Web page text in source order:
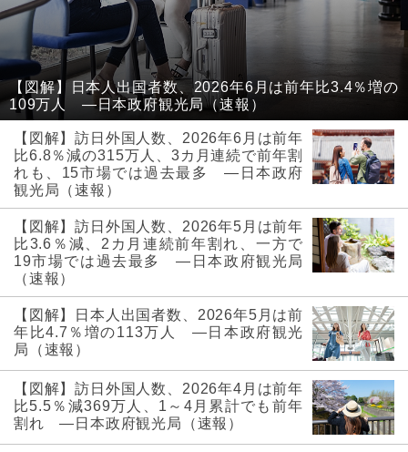
【図解】日本人出国者数、2026年6月は前年比3.4％増の
109万人 ―日本政府観光局（速報）
【図解】訪日外国人数、2026年6月は前年
比6.8％減の315万人、3カ月連続で前年割
れも、15市場では過去最多 ―日本政府
観光局（速報）
【図解】訪日外国人数、2026年5月は前年
比3.6％減、2カ月連続前年割れ、一方で
19市場では過去最多 ―日本政府観光局
（速報）
【図解】日本人出国者数、2026年5月は前
年比4.7％増の113万人 ―日本政府観光
局（速報）
【図解】訪日外国人数、2026年4月は前年
比5.5％減369万人、1～4月累計でも前年
割れ ―日本政府観光局（速報）